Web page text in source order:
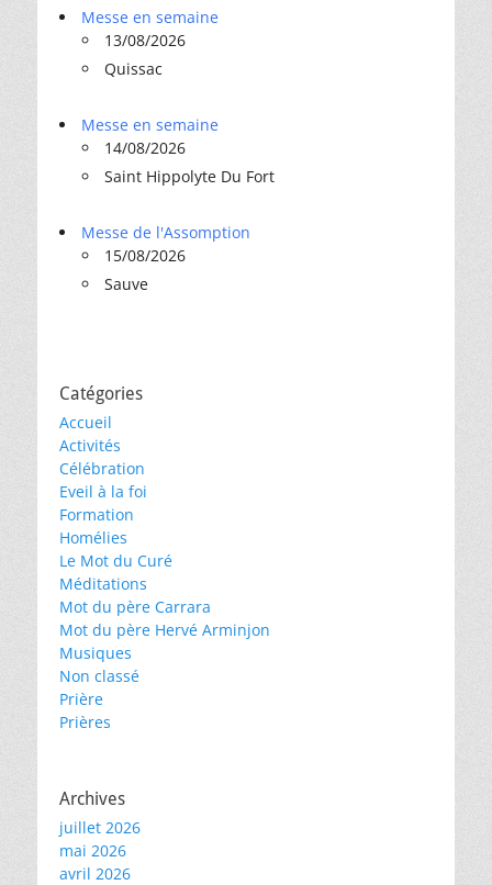
Messe en semaine
13/08/2026
Quissac
Messe en semaine
14/08/2026
Saint Hippolyte Du Fort
Messe de l'Assomption
15/08/2026
Sauve
Catégories
Accueil
Activités
Célébration
Eveil à la foi
Formation
Homélies
Le Mot du Curé
Méditations
Mot du père Carrara
Mot du père Hervé Arminjon
Musiques
Non classé
Prière
Prières
Archives
juillet 2026
mai 2026
avril 2026